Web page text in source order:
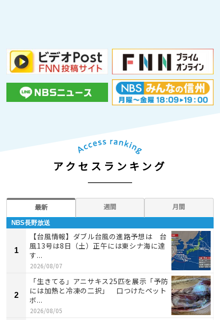
アクセスランキング
最新 週間 月間
NBS長野放送
1
【台風情報】ダブル台風の進路予想は 台
風13号は8日（土）正午には東シナ海に達
す...
2026/08/07
2
「生きてる」アニサキス25匹を展示「予防
には加熱と冷凍の二択」 口つけたペット
ボ...
2026/08/05